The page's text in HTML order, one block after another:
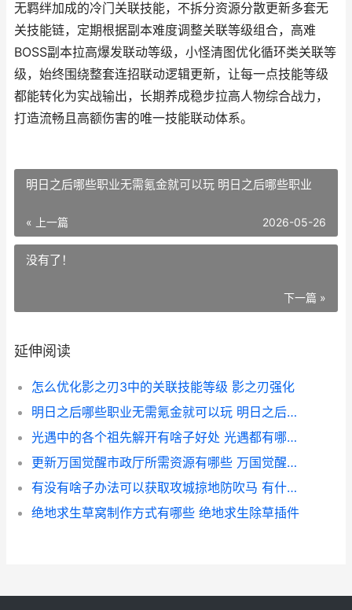
无羁绊加成的冷门关联技能，不拆分资源分散更新多套无
关技能链，定期根据副本难度调整关联等级组合，高难
BOSS副本拉高爆发联动等级，小怪清图优化循环类关联等
级，始终围绕整套连招联动逻辑更新，让每一点技能等级
都能转化为实战输出，长期养成稳步拉高人物综合战力，
打造流畅且高额伤害的唯一技能联动体系。
明日之后哪些职业无需氪金就可以玩 明日之后哪些职业
« 上一篇 2026-05-26
没有了！
下一篇 »
延伸阅读
怎么优化影之刃3中的关联技能等级 影之刃强化
明日之后哪些职业无需氪金就可以玩 明日之后哪些职业
光遇中的各个祖先解开有啥子好处 光遇都有哪些祖先
更新万国觉醒市政厅所需资源有哪些 万国觉醒城市升级顺序
有没有啥子办法可以获取攻城掠地防吹马 有什么办法吧
绝地求生草窝制作方式有哪些 绝地求生除草插件